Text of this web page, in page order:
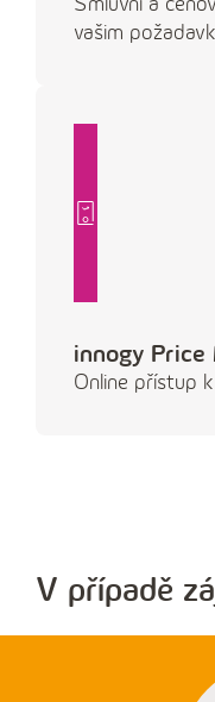
vašim
innogy Price
Online přístup
V případě